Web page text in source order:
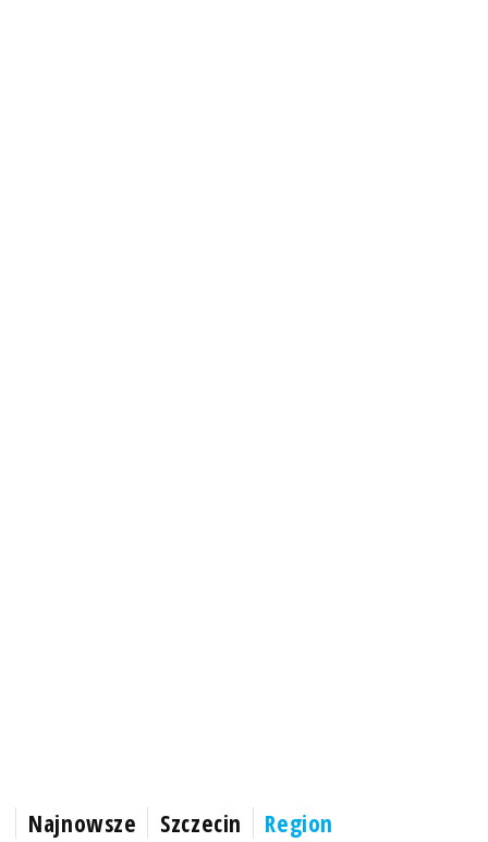
Najnowsze Szczecin Region